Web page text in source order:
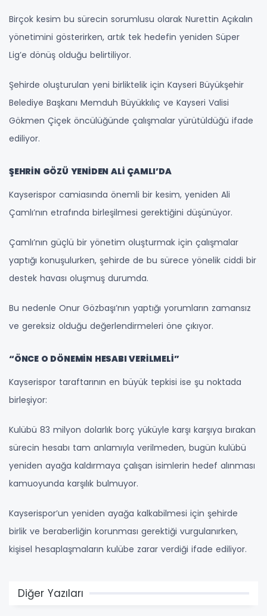
Birçok kesim bu sürecin sorumlusu olarak Nurettin Açıkalın
yönetimini gösterirken, artık tek hedefin yeniden Süper
Lig’e dönüş olduğu belirtiliyor.
Şehirde oluşturulan yeni birliktelik için Kayseri Büyükşehir
Belediye Başkanı Memduh Büyükkılıç ve Kayseri Valisi
Gökmen Çiçek öncülüğünde çalışmalar yürütüldüğü ifade
ediliyor.
ŞEHRİN GÖZÜ YENİDEN ALİ ÇAMLI’DA
Kayserispor camiasında önemli bir kesim, yeniden Ali
Çamlı’nın etrafında birleşilmesi gerektiğini düşünüyor.
Çamlı’nın güçlü bir yönetim oluşturmak için çalışmalar
yaptığı konuşulurken, şehirde de bu sürece yönelik ciddi bir
destek havası oluşmuş durumda.
Bu nedenle Onur Gözbaşı’nın yaptığı yorumların zamansız
ve gereksiz olduğu değerlendirmeleri öne çıkıyor.
“ÖNCE O DÖNEMİN HESABI VERİLMELİ”
Kayserispor taraftarının en büyük tepkisi ise şu noktada
birleşiyor:
Kulübü 83 milyon dolarlık borç yüküyle karşı karşıya bırakan
sürecin hesabı tam anlamıyla verilmeden, bugün kulübü
yeniden ayağa kaldırmaya çalışan isimlerin hedef alınması
kamuoyunda karşılık bulmuyor.
Kayserispor’un yeniden ayağa kalkabilmesi için şehirde
birlik ve beraberliğin korunması gerektiği vurgulanırken,
kişisel hesaplaşmaların kulübe zarar verdiği ifade ediliyor.
Diğer Yazıları